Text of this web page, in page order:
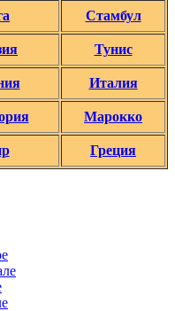
Стамбул
Тунис
Италия
Марокко
Греция